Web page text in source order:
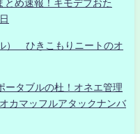
とめ速報！キモデブおた
） ひきこもりニートのオ
ータブルの杜！オネエ管理
カマッフルアタックナンバ